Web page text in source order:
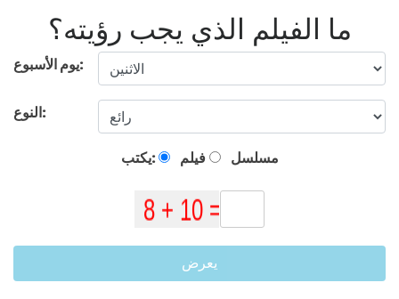
ما الفيلم الذي يجب رؤيته؟
يوم الأسبوع:
النوع:
يكتب: فيلم مسلسل
يعرض